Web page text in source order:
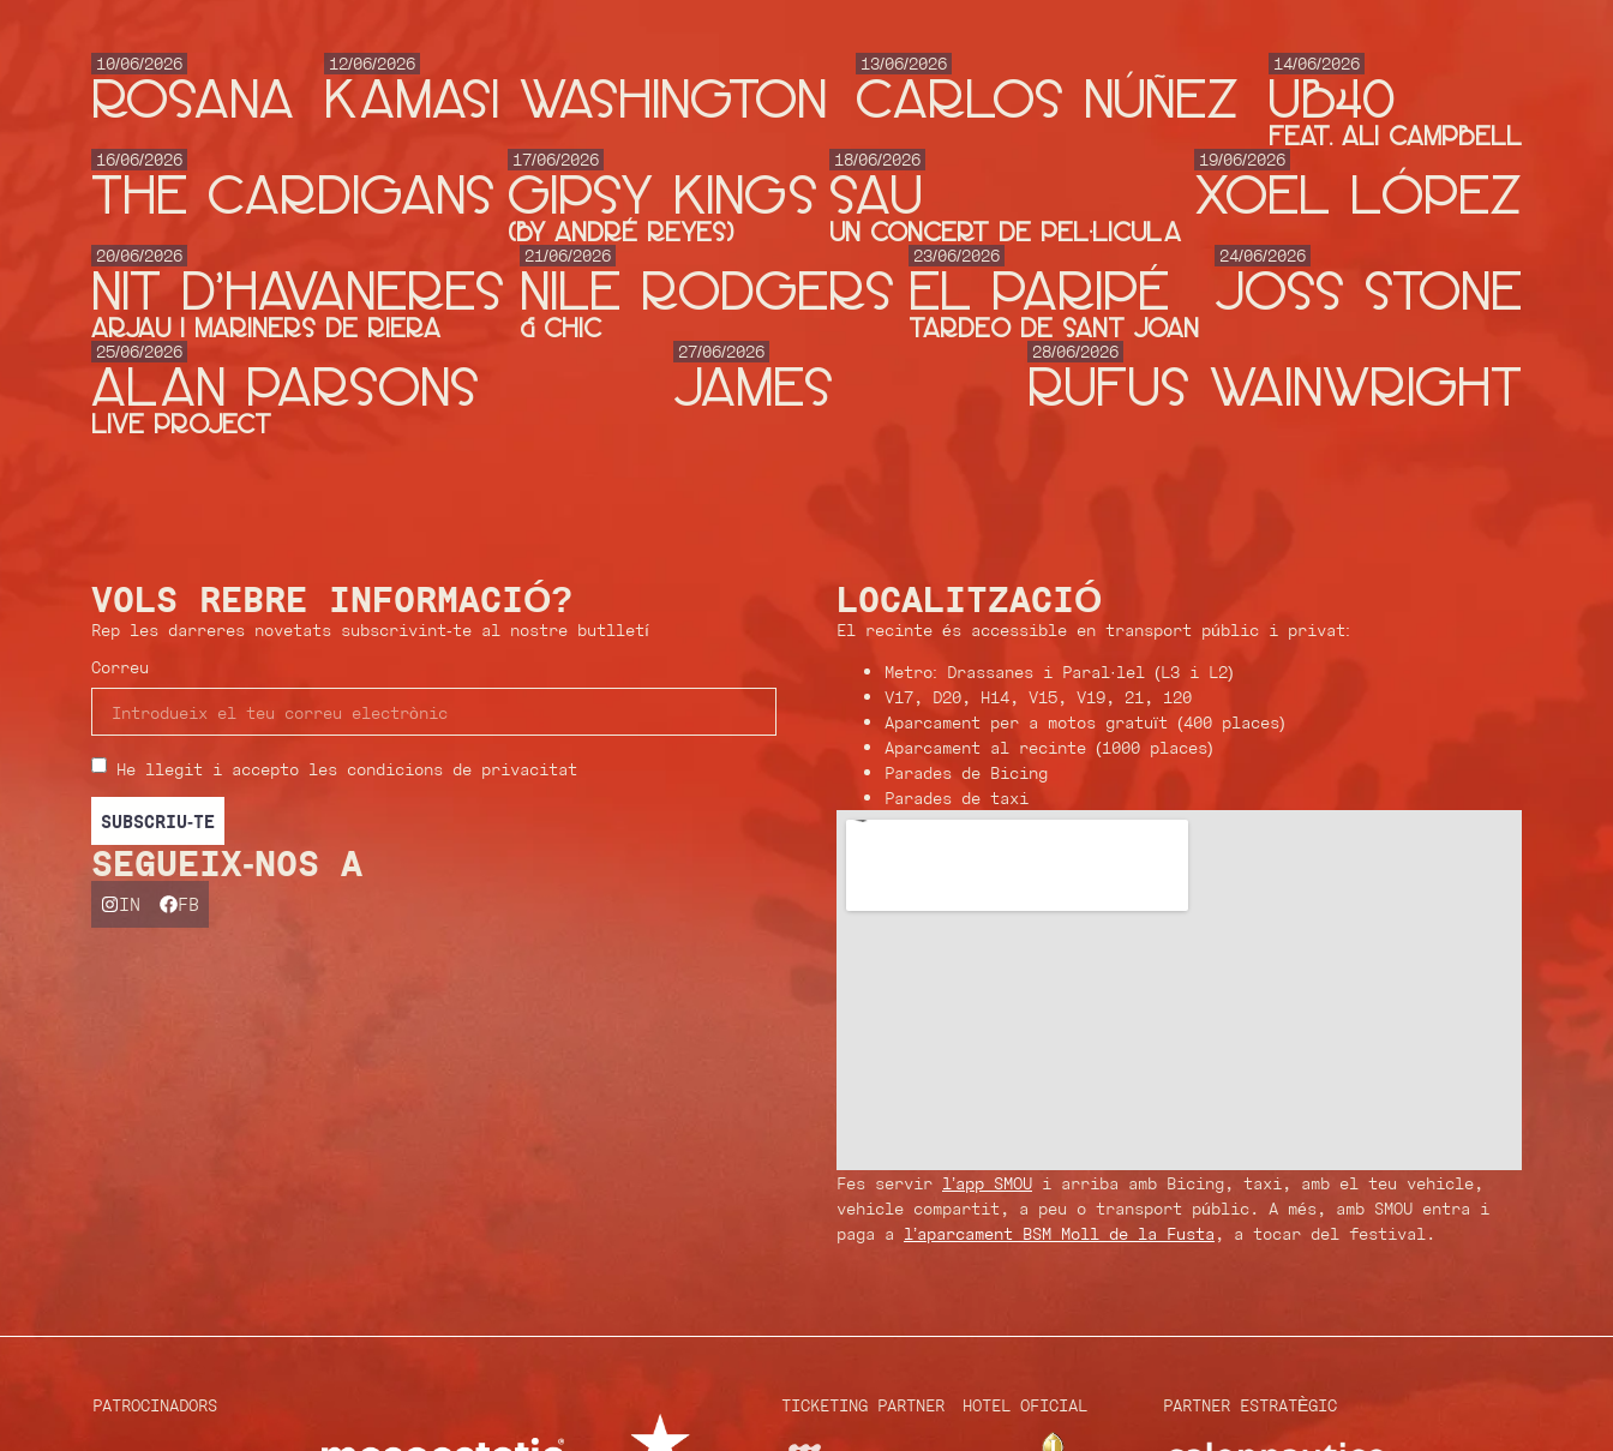
10/06/2026
ROSANA
12/06/2026
KAMASI WASHINGTON
13/06/2026
CARLOS NÚÑEZ
14/06/2026
UB40
feat. Ali Campbell
16/06/2026
THE CARDIGANS
17/06/2026
GIPSY KINGS
(by André Reyes)
18/06/2026
SAU
UN CONCERT DE PEL·LICULA
19/06/2026
XOEL LÓPEZ
20/06/2026
NIT D'HAVANERES
ARJAU I MARINERS DE RIERA
21/06/2026
Nile Rodgers
& CHIC
23/06/2026
El Paripé
Tardeo de Sant Joan
24/06/2026
JOSS STONE
25/06/2026
ALAN PARSONS
Live Project
27/06/2026
JAMES
28/06/2026
RUFUS WAINWRIGHT
VOLS REBRE INFORMACIÓ?
Rep les darreres novetats subscrivint-te al nostre butlletí
Correu
He llegit i accepto les condicions de privacitat
SUBSCRIU-TE
SEGUEIX-NOS A
IN FB
LOCALITZACIÓ
El recinte és accessible en transport públic i privat:
Metro: Drassanes i Paral·lel (L3 i L2)
V17, D20, H14, V15, V19, 21, 120
Aparcament per a motos gratuït (400 places)
Aparcament al recinte (1000 places)
Parades de Bicing
Parades de taxi
Fes servir l’app SMOU i arriba amb Bicing, taxi, amb el teu vehicle,
vehicle compartit, a peu o transport públic. A més, amb SMOU entra i
paga a l’aparcament BSM Moll de la Fusta , a tocar del festival.
PATROCINADORS TICKETING PARTNER HOTEL OFICIAL PARTNER ESTRATÈGIC